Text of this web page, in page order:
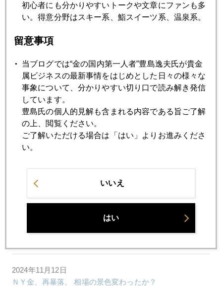
順調に２６００ドル台で続騰
2024年11月19日
2024年11月18日
２５００ドル台、値固め、続く
2024年11月15日
ＮＹ金、２５００ドル台で値固め
2024年11月14日
ＮＹ金、本格的に２５００ドル台へ続落
ＮＹ金、２６００ドル前後で底値形成中
2024年11月12日
ＮＹ金、再暴落、 相場の景色変わったか？
初心者にも分かりやすいトークや文章にファンも多
い。得意分野はスキー系、鮨スイーツ系、温泉系。
留意事項
当ブログでは“金の国内第一人者”豊島逸夫氏が貴金
属ビジネスの最新事情をはじめとした日々の様々な
事象について、分かりやすい切り口で読み解き発信
しています。
豊島氏の個人的見解も含まれる内容である旨ご了解
の上、閲覧ください。
ご了解いただける場合は「はい」よりお進みくださ
い。
いいえ
はい